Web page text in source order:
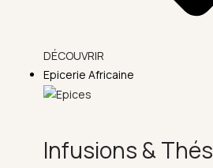
DÉCOUVRIR
Epicerie Africaine
Infusions & Thés